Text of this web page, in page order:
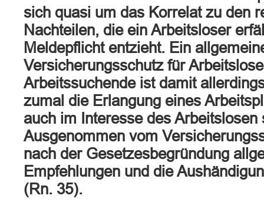
sich quasi um das Korrelat zu den
Nachteilen, die ein Arbeitsloser
Meldepflicht entzieht. Ein
Versicherungsschutz für
Arbeitssuchende ist damit
zumal die Erlangung eines
auch im Interesse des Arbeitslosen
Ausgenommen vom
nach der Gesetzesbegründung
Empfehlungen und die
(Rn. 35).